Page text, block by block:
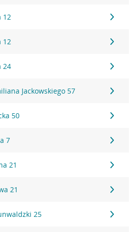
12
12
24
Jackowskiego 57
50
7
21
21
25